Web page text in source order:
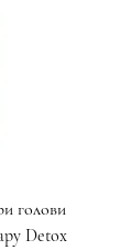
голови
Detox